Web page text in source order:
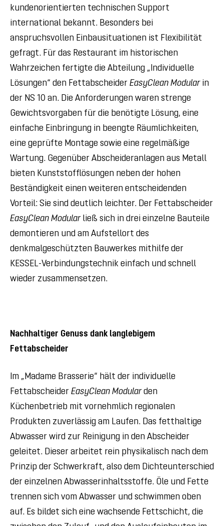
kundenorientierten technischen Support
international bekannt. Besonders bei
anspruchsvollen Einbausituationen ist Flexibilität
gefragt. Für das Restaurant im historischen
Wahrzeichen fertigte die Abteilung „Individuelle
Lösungen“ den Fettabscheider EasyClean Modular in
der NS 10 an. Die Anforderungen waren strenge
Gewichtsvorgaben für die benötigte Lösung, eine
einfache Einbringung in beengte Räumlichkeiten,
eine geprüfte Montage sowie eine regelmäßige
Wartung. Gegenüber Abscheideranlagen aus Metall
bieten Kunststofflösungen neben der hohen
Beständigkeit einen weiteren entscheidenden
Vorteil: Sie sind deutlich leichter. Der Fettabscheider
EasyClean Modularließ sich in drei einzelne Bauteile
demontieren und am Aufstellort des
denkmalgeschützten Bauwerkes mithilfe der
KESSEL-Verbindungstechnik einfach und schnell
wieder zusammensetzen.
Nachhaltiger Genuss dank langlebigem
Fettabscheider
Im „Madame Brasserie“ hält der individuelle
Fettabscheider EasyClean Modularden
Küchenbetrieb mit vornehmlich regionalen
Produkten zuverlässig am Laufen. Das fetthaltige
Abwasser wird zur Reinigung in den Abscheider
geleitet. Dieser arbeitet rein physikalisch nach dem
Prinzip der Schwerkraft, also dem Dichteunterschied
der einzelnen Abwasserinhaltsstoffe. Öle und Fette
trennen sich vom Abwasser und schwimmen oben
auf. Es bildet sich eine wachsende Fettschicht, die